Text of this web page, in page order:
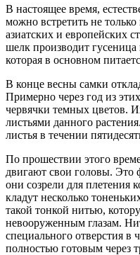
В настоящее время,
можно встретить не
азиатских и европейских
шелк производит
которая в основном
В конце весны самки
Примерно через год из
червячки темных цветов.
листьями данного
листья в течении
По прошествии этого
двигают свои головы. Это
они созрели для плетения
кладут несколько
такой тонкой нитью,
невооруженным глазам.
специального отверстия в
полностью готовым через